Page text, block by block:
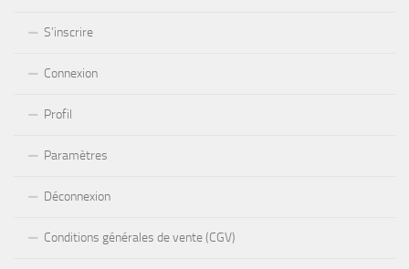
S’inscrire
Connexion
Profil
Paramètres
Déconnexion
Conditions générales de vente (CGV)